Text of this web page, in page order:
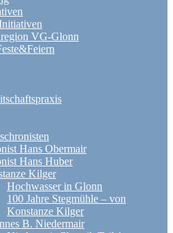
VG-Glonn
Hans Obermair
Hans Huber
Kilger
Hochwasser in Glonn
100 Jahre Stegmühle – von
Konstanze Kilger
B. Niedermair